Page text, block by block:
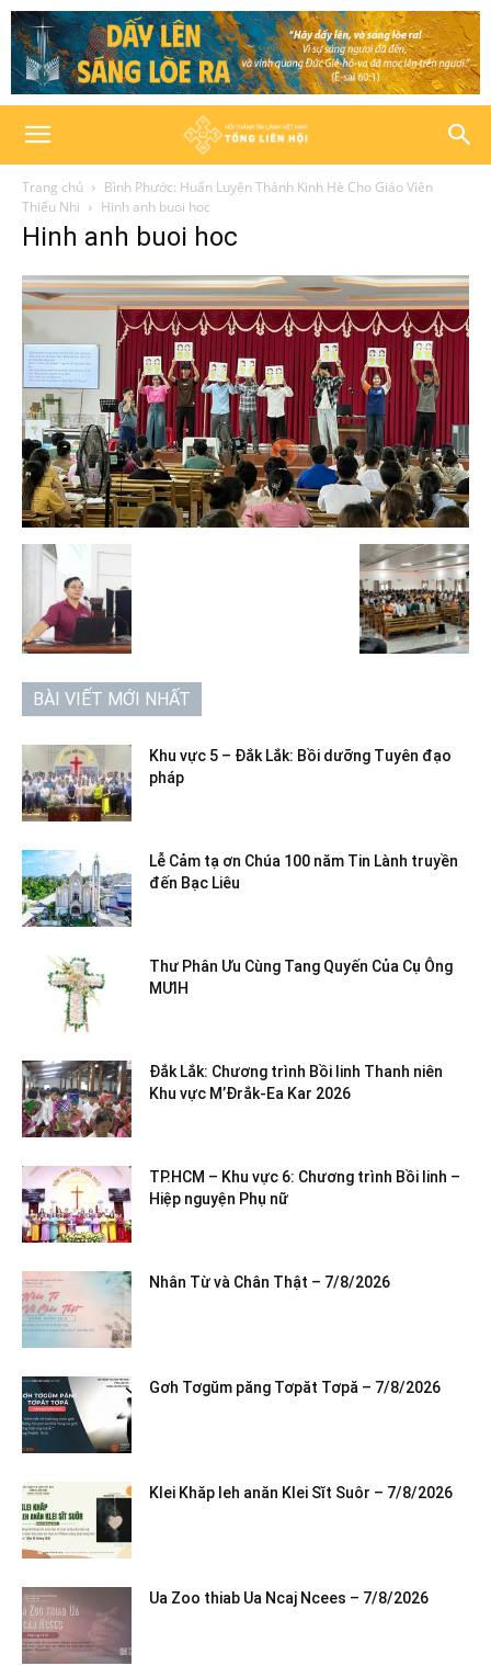
Trang chủ
Bình Phước: Huấn Luyện Thánh Kinh Hè Cho Giáo Viên
Thiếu Nhi
Hinh anh buoi hoc
Hinh anh buoi hoc
BÀI VIẾT MỚI NHẤT
Khu vực 5 – Đắk Lắk: Bồi dưỡng Tuyên đạo
pháp
Lễ Cảm tạ ơn Chúa 100 năm Tin Lành truyền
đến Bạc Liêu
Thư Phân Ưu Cùng Tang Quyến Của Cụ Ông
MƯIH
Đắk Lắk: Chương trình Bồi linh Thanh niên
Khu vực M’Đrắk-Ea Kar 2026
TP.HCM – Khu vực 6: Chương trình Bồi linh –
Hiệp nguyện Phụ nữ
Nhân Từ và Chân Thật – 7/8/2026
Gơh Tơgŭm păng Tơpăt Tơpă – 7/8/2026
Klei Khăp leh anăn Klei Sĭt Suôr – 7/8/2026
Ua Zoo thiab Ua Ncaj Ncees – 7/8/2026